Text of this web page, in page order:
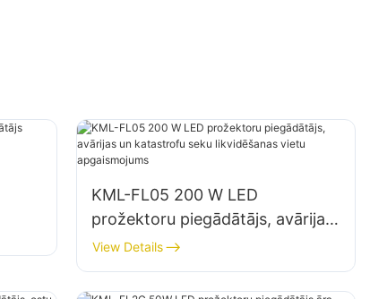
KML-FL05 200 W LED
prožektoru piegādātājs, avārijas
un katastrofu seku likvidēšanas
vietu apgaismojums
View Details